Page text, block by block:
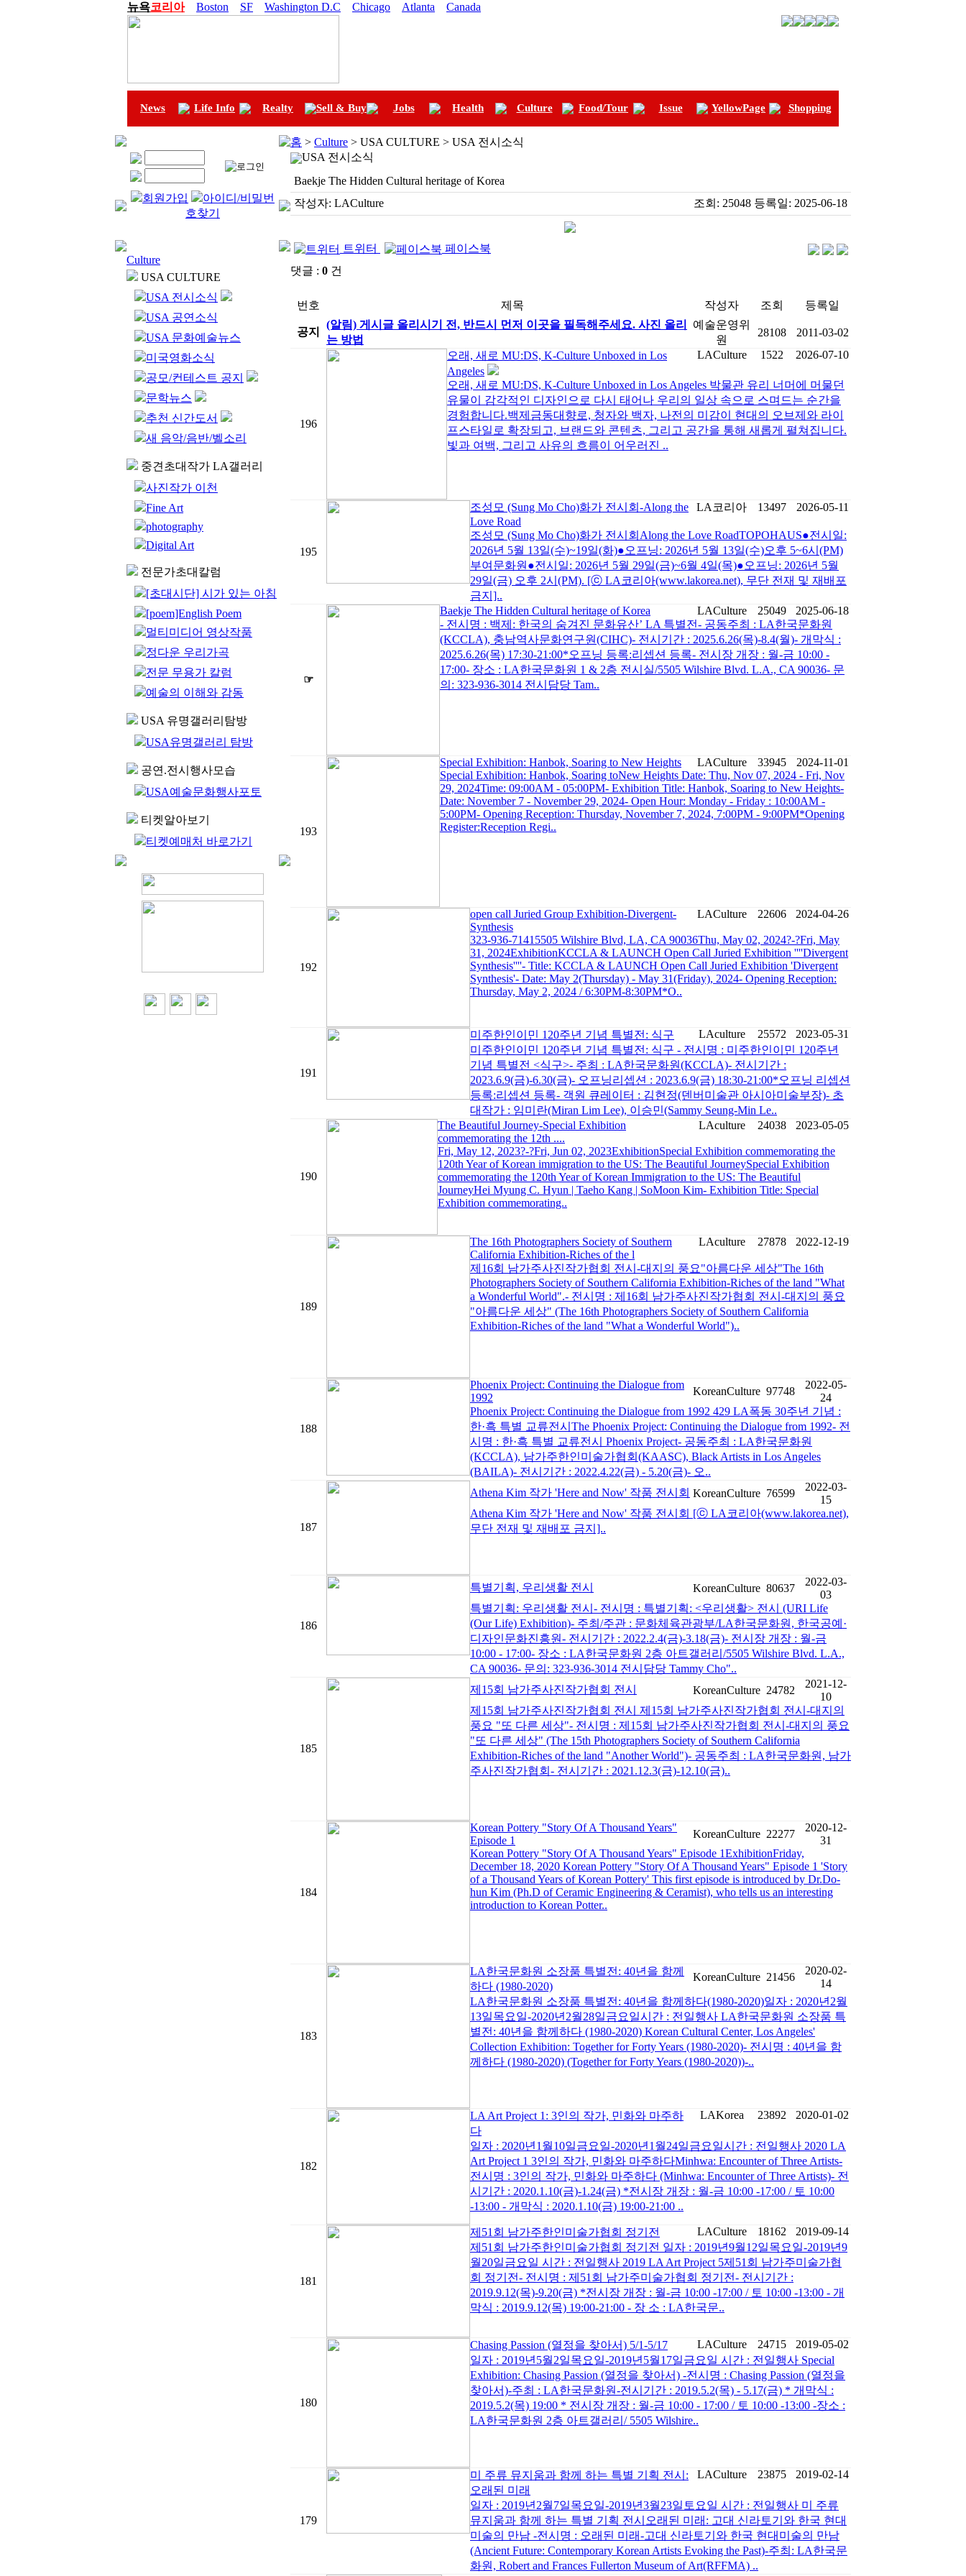
뉴욕코리아 Boston SF Washington D.C Chicago Atlanta Canada
News Life Info Realty Sell & Buy Jobs Health Culture Food/Tour Issue YellowPage Shopping
회원가입
아이디/비밀번
호찾기
Culture
USA CULTURE
USA 전시소식
USA 공연소식
USA 문화예술뉴스
미국영화소식
공모/컨테스트 공지
문학뉴스
추천 신간도서
새 음악/음반/벨소리
중견초대작가 LA갤러리
사진작가 이천
Fine Art
photography
Digital Art
전문가초대칼럼
[초대시단] 시가 있는 아침
[poem]English Poem
멀티미디어 영상작품
정다운 우리가곡
전문 무용가 칼럼
예술의 이해와 감동
USA 유명갤러리탐방
USA유명갤러리 탐방
공연.전시행사모습
USA예술문화행사포토
티켓알아보기
티켓예매처 바로가기
홈 > Culture > USA CULTURE > USA 전시소식
USA 전시소식
Baekje The Hidden Cultural heritage of Korea
작성자: LACulture 조회: 25048 등록일: 2025-06-18
트위터
페이스북
댓글 : 0 건
번호 제목 작성자 조회 등록일
공지
(알림) 게시글 올리시기 전, 반드시 먼저 이곳을 필독해주세요. 사진 올리
는 방법
예술운영위
원
28108 2011-03-02
196
오래, 새로 MU:DS, K-Culture Unboxed in Los
Angeles
LACulture 1522 2026-07-10
오래, 새로 MU:DS, K-Culture Unboxed in Los Angeles 박물관 유리 너머에 머물던
유물이 감각적인 디자인으로 다시 태어나 우리의 일상 속으로 스며드는 순간을
경험합니다.백제금동대향로, 청자와 백자, 나전의 미감이 현대의 오브제와 라이
프스타일로 확장되고, 브랜드와 콘텐츠, 그리고 공간을 통해 새롭게 펼쳐집니다.
빛과 여백, 그리고 사유의 흐름이 어우러진 ..
195
조성모 (Sung Mo Cho)화가 전시회-Along the
Love Road
LA코리아 13497 2026-05-11
조성모 (Sung Mo Cho)화가 전시회Along the Love RoadTOPOHAUS●전시일:
2026년 5월 13일(수)~19일(화)●오프닝: 2026년 5월 13일(수)오후 5~6시(PM)
부여문화원●전시일: 2026년 5월 29일(금)~6월 4일(목)●오프닝: 2026년 5월
29일(금) 오후 2시(PM). [ⓒ LA코리아(www.lakorea.net), 무단 전재 및 재배포
금지]..
☞
Baekje The Hidden Cultural heritage of Korea LACulture 25049
2025-06-18
- 전시명 : 백제: 한국의 숨겨진 문화유산’ LA 특별전- 공동주최 : LA한국문화원
(KCCLA), 충남역사문화연구원(CIHC)- 전시기간 : 2025.6.26(목)-8.4(월)- 개막식 :
2025.6.26(목) 17:30-21:00*오프닝 등록:리셉션 등록- 전시장 개장 : 월-금 10:00 -
17:00- 장소 : LA한국문화원 1 & 2층 전시실/5505 Wilshire Blvd. L.A., CA 90036- 문
의: 323-936-3014 전시담당 Tam..
193
Special Exhibition: Hanbok, Soaring to New Heights LACulture 33945
2024-11-01
Special Exhibition: Hanbok, Soaring toNew Heights Date: Thu, Nov 07, 2024 - Fri, Nov
29, 2024Time: 09:00AM - 05:00PM- Exhibition Title: Hanbok, Soaring to New Heights-
Date: November 7 - November 29, 2024- Open Hour: Monday - Friday : 10:00AM -
5:00PM- Opening Reception: Thursday, November 7, 2024, 7:00PM - 9:00PM*Opening
Register:Reception Regi..
192
open call Juried Group Exhibition-Divergent-
Synthesis
LACulture 22606 2024-04-26
323-936-71415505 Wilshire Blvd, LA, CA 90036Thu, May 02, 2024?-?Fri, May
31, 2024ExhibitionKCCLA & LAUNCH Open Call Juried Exhibition ''''Divergent
Synthesis''''- Title: KCCLA & LAUNCH Open Call Juried Exhibition 'Divergent
Synthesis'- Date: May 2(Thursday) - May 31(Friday), 2024- Opening Reception:
Thursday, May 2, 2024 / 6:30PM-8:30PM*O..
191
미주한인이민 120주년 기념 특별전: 식구 LAculture 25572
2023-05-31
미주한인이민 120주년 기념 특별전: 식구 - 전시명 : 미주한인이민 120주년
기념 특별전 <식구>- 주최 : LA한국문화원(KCCLA)- 전시기간 :
2023.6.9(금)-6.30(금)- 오프닝리셉션 : 2023.6.9(금) 18:30-21:00*오프닝 리셉션
등록:리셉션 등록- 객원 큐레이터 : 김현정(덴버미술관 아시아미술부장)- 초
대작가 : 임미란(Miran Lim Lee), 이승민(Sammy Seung-Min Le..
190
The Beautiful Journey-Special Exhibition
commemorating the 12th ....
LAculture 24038 2023-05-05
Fri, May 12, 2023?-?Fri, Jun 02, 2023ExhibitionSpecial Exhibition commemorating the
120th Year of Korean immigration to the US: The Beautiful JourneySpecial Exhibition
commemorating the 120th Year of Korean Immigration to the US: The Beautiful
JourneyHei Myung C. Hyun | Taeho Kang | SoMoon Kim- Exhibition Title: Special
Exhibition commemorating..
189
The 16th Photographers Society of Southern
California Exhibition-Riches of the l
LAculture 27878 2022-12-19
제16회 남가주사진작가협회 전시-대지의 풍요"아름다운 세상"The 16th
Photographers Society of Southern California Exhibition-Riches of the land "What
a Wonderful World".- 전시명 : 제16회 남가주사진작가협회 전시-대지의 풍요
"아름다운 세상" (The 16th Photographers Society of Southern California
Exhibition-Riches of the land "What a Wonderful World")..
188
Phoenix Project: Continuing the Dialogue from
1992
KoreanCulture 97748
2022-05-
24
Phoenix Project: Continuing the Dialogue from 1992 429 LA폭동 30주년 기념 :
한·흑 특별 교류전시The Phoenix Project: Continuing the Dialogue from 1992- 전
시명 : 한·흑 특별 교류전시 Phoenix Project- 공동주최 : LA한국문화원
(KCCLA), 남가주한인미술가협회(KAASC), Black Artists in Los Angeles
(BAILA)- 전시기간 : 2022.4.22(금) - 5.20(금)- 오..
187
Athena Kim 작가 'Here and Now' 작품 전시회 KoreanCulture 76599
2022-03-
15
Athena Kim 작가 'Here and Now' 작품 전시회 [ⓒ LA코리아(www.lakorea.net),
무단 전재 및 재배포 금지]..
186
특별기획, 우리생활 전시 KoreanCulture 80637
2022-03-
03
특별기획: 우리생활 전시- 전시명 : 특별기획: <우리생활> 전시 (URI Life
(Our Life) Exhibition)- 주최/주관 : 문화체육관광부/LA한국문화원, 한국공예·
디자인문화진흥원- 전시기간 : 2022.2.4(금)-3.18(금)- 전시장 개장 : 월-금
10:00 - 17:00- 장소 : LA한국문화원 2층 아트갤러리/5505 Wilshire Blvd. L.A.,
CA 90036- 문의: 323-936-3014 전시담당 Tammy Cho"..
185
제15회 남가주사진작가협회 전시 KoreanCulture 24782
2021-12-
10
제15회 남가주사진작가협회 전시 제15회 남가주사진작가협회 전시-대지의
풍요 "또 다른 세상"- 전시명 : 제15회 남가주사진작가협회 전시-대지의 풍요
"또 다른 세상" (The 15th Photographers Society of Southern California
Exhibition-Riches of the land "Another World")- 공동주최 : LA한국문화원, 남가
주사진작가협회- 전시기간 : 2021.12.3(금)-12.10(금)..
184
Korean Pottery "Story Of A Thousand Years"
Episode 1
KoreanCulture 22277
2020-12-
31
Korean Pottery "Story Of A Thousand Years" Episode 1ExhibitionFriday,
December 18, 2020 Korean Pottery "Story Of A Thousand Years" Episode 1 'Story
of a Thousand Years of Korean Pottery' This first episode is introduced by Dr.Do-
hun Kim (Ph.D of Ceramic Engineering & Ceramist), who tells us an interesting
introduction to Korean Potter..
183
LA한국문화원 소장품 특별전: 40년을 함께
하다 (1980-2020)
KoreanCulture 21456
2020-02-
14
LA한국문화원 소장품 특별전: 40년을 함께하다(1980-2020)일자 : 2020년2월
13일목요일-2020년2월28일금요일시간 : 전일행사 LA한국문화원 소장품 특
별전: 40년을 함께하다 (1980-2020) Korean Cultural Center, Los Angeles'
Collection Exhibition: Together for Forty Years (1980-2020)- 전시명 : 40년을 함
께하다 (1980-2020) (Together for Forty Years (1980-2020))-..
182
LA Art Project 1: 3인의 작가, 민화와 마주하
다
LAKorea 23892 2020-01-02
일자 : 2020년1월10일금요일-2020년1월24일금요일시간 : 전일행사 2020 LA
Art Project 1 3인의 작가, 민화와 마주하다Minhwa: Encounter of Three Artists-
전시명 : 3인의 작가, 민화와 마주하다 (Minhwa: Encounter of Three Artists)- 전
시기간 : 2020.1.10(금)-1.24(금) *전시장 개장 : 월-금 10:00 -17:00 / 토 10:00
-13:00 - 개막식 : 2020.1.10(금) 19:00-21:00 ..
181
제51회 남가주한인미술가협회 정기전 LACulture 18162
2019-09-14
제51회 남가주한인미술가협회 정기전 일자 : 2019년9월12일목요일-2019년9
월20일금요일 시간 : 전일행사 2019 LA Art Project 5제51회 남가주미술가협
회 정기전- 전시명 : 제51회 남가주미술가협회 정기전- 전시기간 :
2019.9.12(목)-9.20(금) *전시장 개장 : 월-금 10:00 -17:00 / 토 10:00 -13:00 - 개
막식 : 2019.9.12(목) 19:00-21:00 - 장 소 : LA한국문..
180
Chasing Passion (열정을 찾아서) 5/1-5/17 LACulture 24715
2019-05-02
일자 : 2019년5월2일목요일-2019년5월17일금요일 시간 : 전일행사 Special
Exhibition: Chasing Passion (열정을 찾아서) -전시명 : Chasing Passion (열정을
찾아서)-주최 : LA한국문화원-전시기간 : 2019.5.2(목) - 5.17(금) * 개막식 :
2019.5.2(목) 19:00 * 전시장 개장 : 월-금 10:00 - 17:00 / 토 10:00 -13:00 -장소 :
LA한국문화원 2층 아트갤러리/ 5505 Wilshire..
179
미 주류 뮤지움과 함께 하는 특별 기획 전시:
오래된 미래
LACulture 23875 2019-02-14
일자 : 2019년2월7일목요일-2019년3월23일토요일 시간 : 전일행사 미 주류
뮤지움과 함께 하는 특별 기획 전시오래된 미래: 고대 신라토기와 한국 현대
미술의 만남 -전시명 : 오래된 미래-고대 신라토기와 한국 현대미술의 만남
(Ancient Future: Contemporary Korean Artists Evoking the Past)-주최: LA한국문
화원, Robert and Frances Fullerton Museum of Art(RFFMA) ..